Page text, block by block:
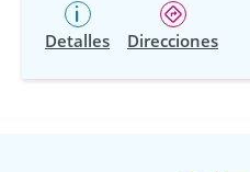
Detalles Direcciones